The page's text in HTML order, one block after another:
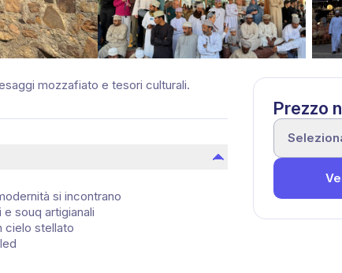
Prezzo
mozzafiato e tesori culturali.
si incontrano
souq artigianali
cielo stellato